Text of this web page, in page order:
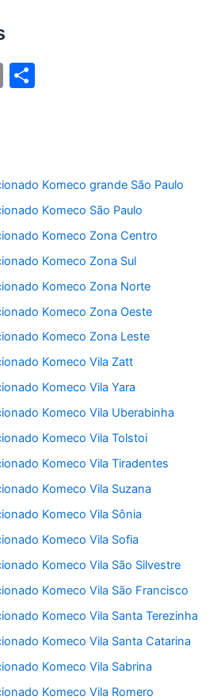
E
Komeco grande São Paulo
Komeco São Paulo
Komeco Zona Centro
Komeco Zona Sul
Komeco Zona Norte
Komeco Zona Oeste
Komeco Zona Leste
Komeco Vila Zatt
Komeco Vila Yara
Komeco Vila Uberabinha
Komeco Vila Tolstoi
Komeco Vila Tiradentes
Komeco Vila Suzana
Komeco Vila Sônia
Komeco Vila Sofia
Komeco Vila São Silvestre
Komeco Vila São Francisco
Komeco Vila Santa Terezinha
Komeco Vila Santa Catarina
Komeco Vila Sabrina
Komeco Vila Romero